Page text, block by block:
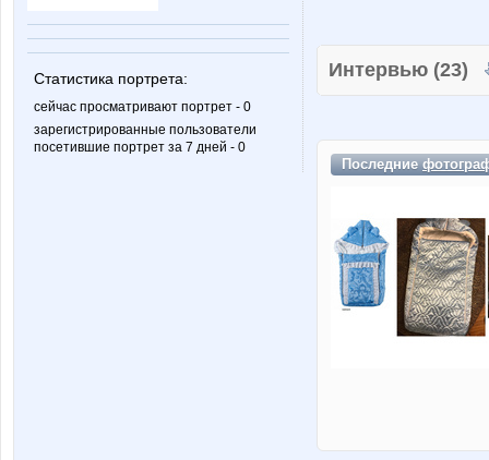
Статистика портрета:
сейчас просматривают портрет - 0
зарегистрированные пользователи
посетившие портрет за 7 дней - 0
Интервью (23)
Последние